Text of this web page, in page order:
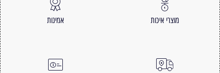
מוצרי איכות אמינות